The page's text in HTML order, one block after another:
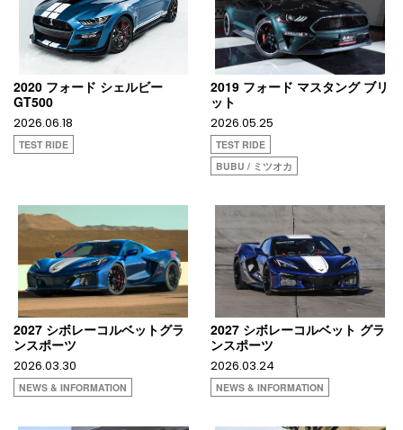
2020 フォード シェルビー
GT500
2026.06.18
TEST RIDE
2019 フォード マスタング ブリ
ット
2026.05.25
TEST RIDE
BUBU / ミツオカ
2027 シボレーコルベットグラ
ンスポーツ
2026.03.30
NEWS & INFORMATION
2027 シボレーコルベット グラ
ンスポーツ
2026.03.24
NEWS & INFORMATION